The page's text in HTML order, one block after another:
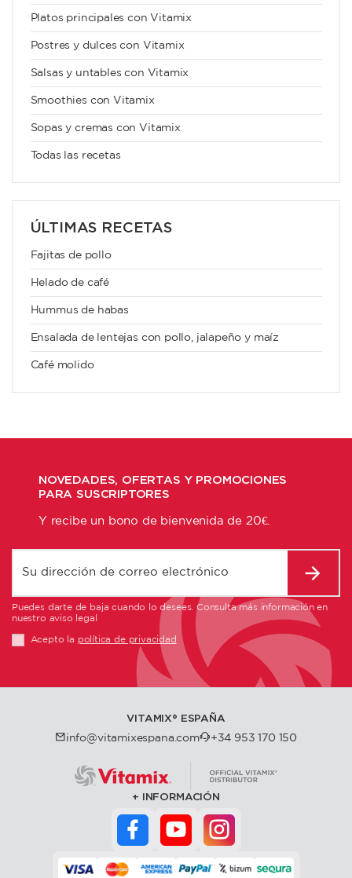
Platos principales con Vitamix
Postres y dulces con Vitamix
Salsas y untables con Vitamix
Smoothies con Vitamix
Sopas y cremas con Vitamix
Todas las recetas
ÚLTIMAS RECETAS
Fajitas de pollo
Helado de café
Hummus de habas
Ensalada de lentejas con pollo, jalapeño y maíz
Café molido
NOVEDADES, OFERTAS Y PROMOCIONES
PARA SUSCRIPTORES
Y recibe un bono de bienvenida de 20€.
Puedes darte de baja cuando lo desees. Consulta más información en
nuestro aviso legal
Acepto la política de privacidad
VITAMIX®️ ESPAÑA
info@vitamixespana.com +34 953 170 150
INFORMACIÓN